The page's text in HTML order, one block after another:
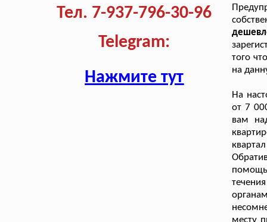
Тел. 7-937-796-30-96
Telegram:
Нажмите тут
того
на
На
от 7
вам
помощь